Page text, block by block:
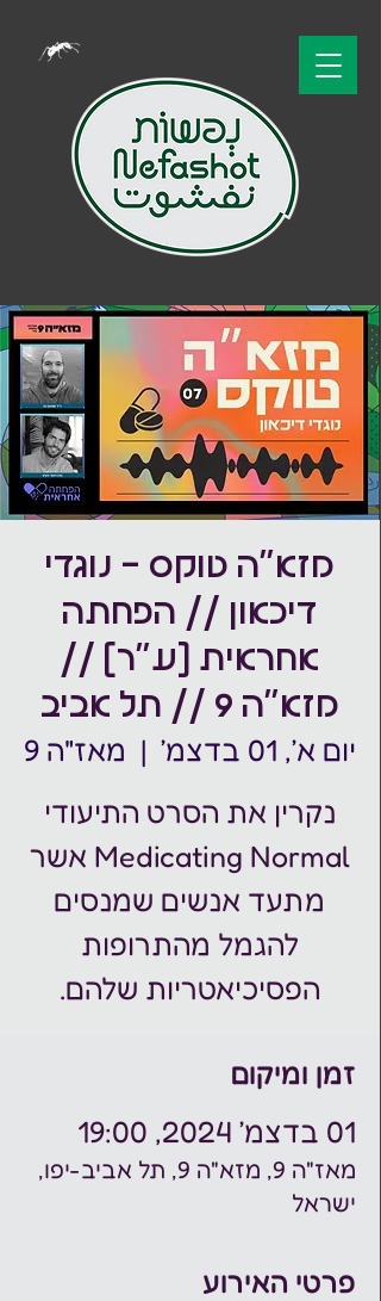
מזא"ה טוקס - נוגדי
דיכאון // הפחתה
אחראית (ע"ר) //
מזא"ה 9 // תל אביב
יום א׳, 01 בדצמ׳
  |
מאז"ה 9
נקרין את הסרט התיעודי
Medicating Normal אשר
מתעד אנשים שמנסים
להגמל מהתרופות
הפסיכיאטריות שלהם.
זמן ומיקום
01 בדצמ׳ 2024, 19:00
מאז"ה 9, מזא"ה 9, תל אביב-יפו,
ישראל
פרטי האירוע